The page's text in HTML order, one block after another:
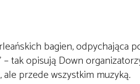
bagien, odpychająca
tak opisują Down
przede wszystkim muzyką.